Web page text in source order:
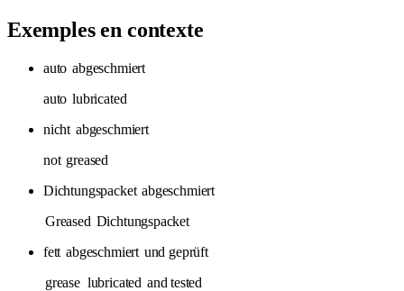
Exemples en contexte
auto abgeschmiert
auto lubricated
nicht abgeschmiert
not greased
Dichtungspacket abgeschmiert
Greased Dichtungspacket
fett abgeschmiert und geprüft
grease lubricated and tested